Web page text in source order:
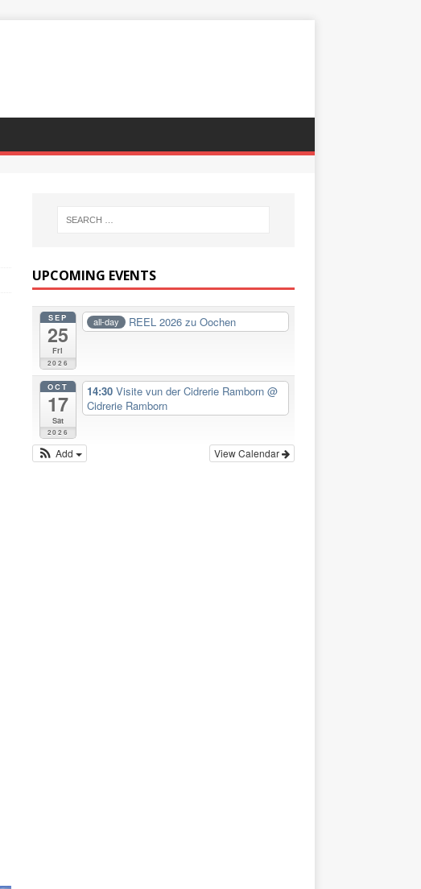
UPCOMING EVENTS
SEP
25
Fri
2026
all-day REEL 2026 zu Oochen
OCT
17
Sat
2026
14:30Visite vun der Cidrerie Ramborn@
Cidrerie Ramborn
View Calendar
Add